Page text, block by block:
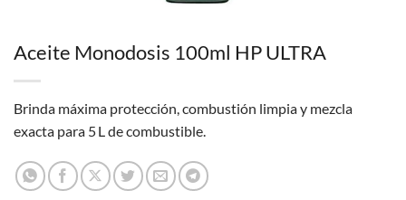
Aceite Monodosis 100ml HP ULTRA
Brinda máxima protección, combustión limpia y mezcla
exacta para 5 L de combustible.